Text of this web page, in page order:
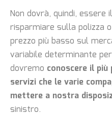
Non dovrà, quindi, essere
risparmiare sulla polizza
prezzo più basso sul
variabile determinante
dovremo conoscere il
servizi che le varie
mettere a nostra
sinistro.